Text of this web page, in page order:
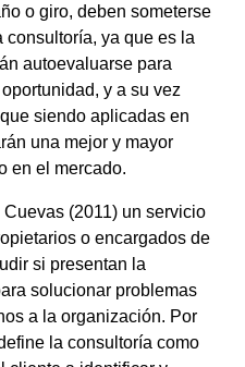
o giro, deben someterse
consultoría, ya que es la
autoevaluarse para
y a su vez
siendo aplicadas en
una mejor y mayor
en el mercado.
(2011) un servicio
o encargados de
si presentan la
solucionar problemas
a la organización. Por
la consultoría como